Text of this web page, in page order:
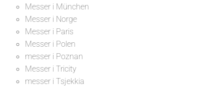
Messer i München
Messer i Norge
Messer i Paris
Messer i Polen
messer i Poznan
Messer i Tricity
messer i Tsjekkia